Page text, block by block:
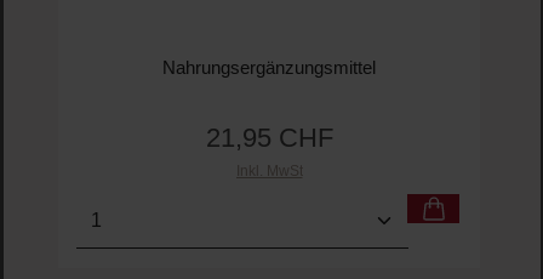
Nahrungsergänzungsmittel
Regulärer Preis:
21,95 CHF
Inkl. MwSt
Produkt Anzahl: Gib den gewünschten Wert